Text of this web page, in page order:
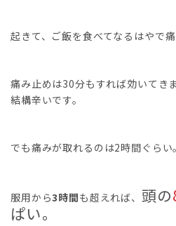
起きて、ご飯を食べてなるはやで痛
痛み止めは30分もすれば効いてき
結構辛いです。
でも痛みが取れるのは2時間ぐらい。
服用から3時間も超えれば、 頭の
ぱい。